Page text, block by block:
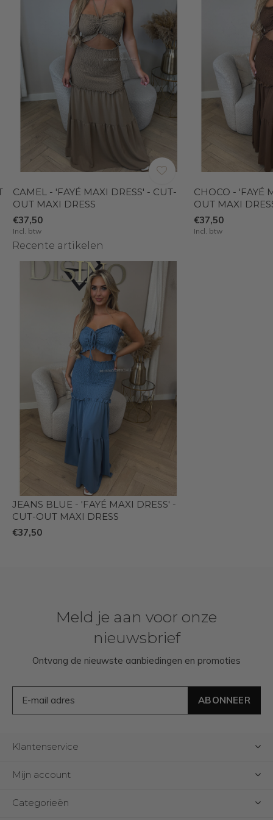
CAMEL - 'FAYÉ MAXI DRESS' - CUT-
OUT MAXI DRESS
€37,50
Incl. btw
CHOCO - 'FAYÉ
OUT MAXI
€37,50
Incl. btw
Recente artikelen
JEANS BLUE - 'FAYÉ MAXI DRESS' -
CUT-OUT MAXI DRESS
€37,50
Meld je aan voor onze
nieuwsbrief
Ontvang de nieuwste aanbiedingen en promoties
ABONNEER
Klantenservice
Mijn account
Categorieën